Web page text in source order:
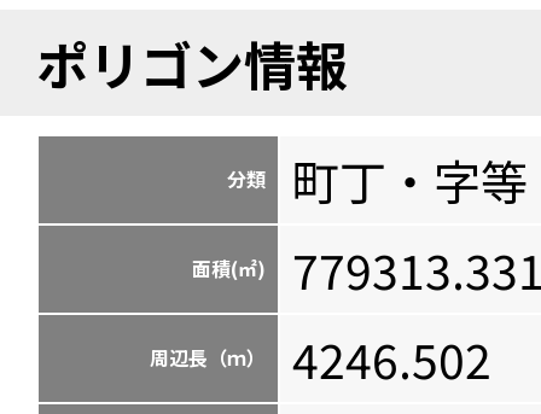
ポリゴン情報
分類 町丁・字等
面積(㎡)
周辺長（ｍ） 4246.502